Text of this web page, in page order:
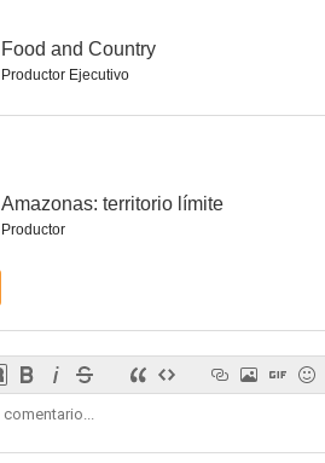
Food and Country
Productor Ejecutivo
Amazonas: territorio límite
Productor